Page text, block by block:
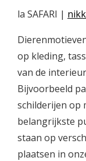
la SAFARI |
op kleding,
van de
Bijvoorbeeld
schilderijen op
belangrijkste
staan op
plaatsen in